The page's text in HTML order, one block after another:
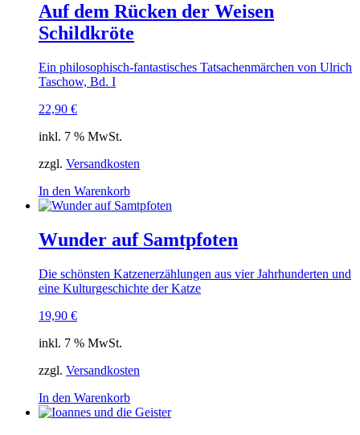
Auf dem Rücken der Weisen
Schildkröte
Ein philosophisch-fantastisches Tatsachenmärchen von Ulrich
Taschow, Bd. I
22,90 €
inkl. 7 % MwSt.
zzgl. Versandkosten
In den Warenkorb
Wunder auf Samtpfoten
Die schönsten Katzenerzählungen aus vier Jahrhunderten und
eine Kulturgeschichte der Katze
19,90 €
inkl. 7 % MwSt.
zzgl. Versandkosten
In den Warenkorb